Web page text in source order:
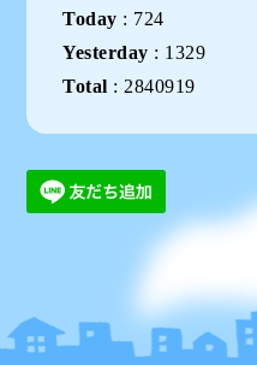
Today : 724
Yesterday : 1329
Total : 2840919